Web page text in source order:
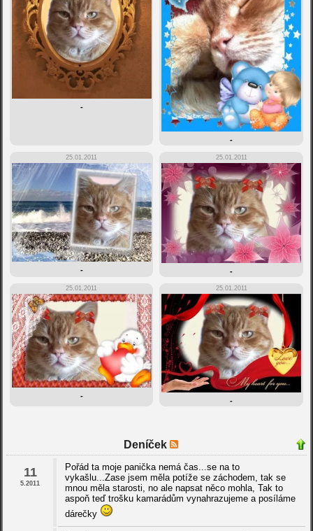
-
-
25.01.2011
-
25.01.2011
-
25.01.2011
-
25.01.2011
-
Deníček
11
5.2011
Pořád ta moje panička nemá čas...se na to
vykašlu...Zase jsem měla potíže se záchodem, tak se
mnou měla starosti, no ale napsat něco mohla, Tak to
aspoň teď trošku kamarádům vynahrazujeme a posíláme
dárečky